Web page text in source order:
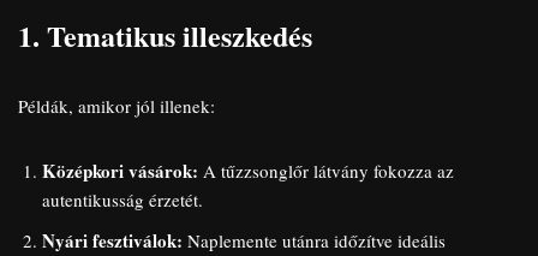
1. Tematikus illeszkedés
Példák, amikor jól illenek:
Középkori vásárok: A tűzzsonglőr látvány fokozza az
autentikusság érzetét.
Nyári fesztiválok: Naplemente utánra időzítve ideális